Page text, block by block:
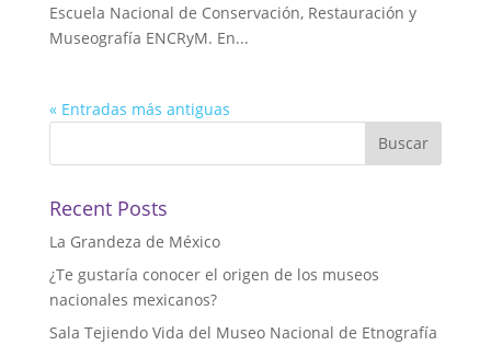
Escuela Nacional de Conservación, Restauración y
Museografía ENCRyM. En...
« Entradas más antiguas
Buscar
Recent Posts
La Grandeza de México
¿Te gustaría conocer el origen de los museos
nacionales mexicanos?
Sala Tejiendo Vida del Museo Nacional de Etnografía